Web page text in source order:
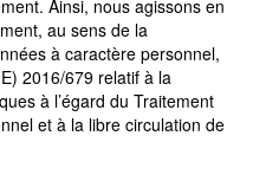
Ainsi, nous agissons en
au sens de la
à caractère personnel,
2016/679 relatif à la
à l’égard du Traitement
et à la libre circulation de